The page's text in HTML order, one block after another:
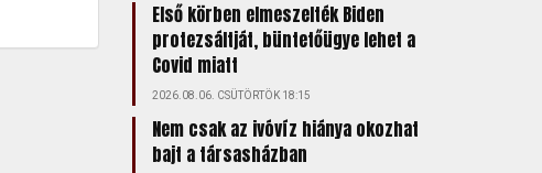
Első körben elmeszelték Biden
protezsáltját, büntetőügye lehet a
Covid miatt
2026.08.06. CSÜTÖRTÖK 18:15
Nem csak az ivóvíz hiánya okozhat
bajt a társasházban